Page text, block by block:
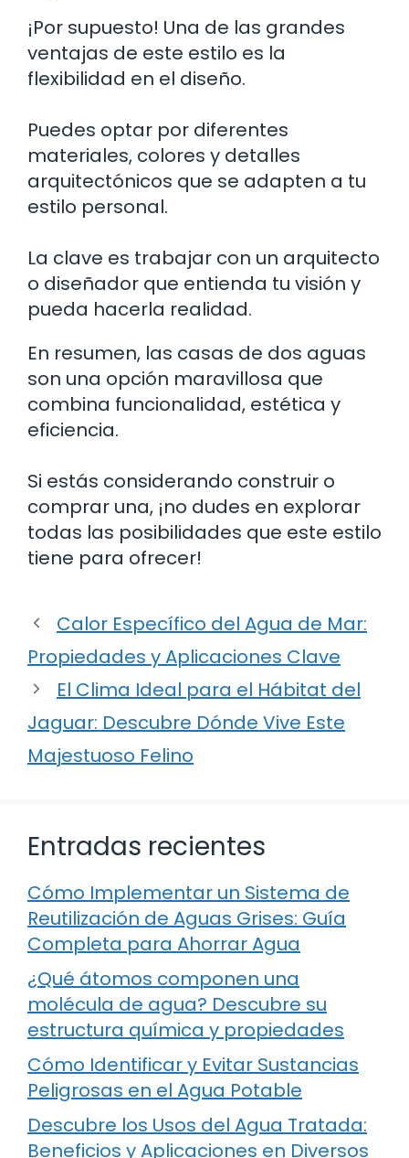
¡Por supuesto! Una de las grandes
ventajas de este estilo es la
flexibilidad en el diseño.
Puedes optar por diferentes
materiales, colores y detalles
arquitectónicos que se adapten a tu
estilo personal.
La clave es trabajar con un arquitecto
o diseñador que entienda tu visión y
pueda hacerla realidad.
En resumen, las casas de dos aguas
son una opción maravillosa que
combina funcionalidad, estética y
eficiencia.
Si estás considerando construir o
comprar una, ¡no dudes en explorar
todas las posibilidades que este estilo
tiene para ofrecer!
Calor Específico del Agua de Mar:
Propiedades y Aplicaciones Clave
El Clima Ideal para el Hábitat del
Jaguar: Descubre Dónde Vive Este
Majestuoso Felino
Entradas recientes
Cómo Implementar un Sistema de
Reutilización de Aguas Grises: Guía
Completa para Ahorrar Agua
¿Qué átomos componen una
molécula de agua? Descubre su
estructura química y propiedades
Cómo Identificar y Evitar Sustancias
Peligrosas en el Agua Potable
Descubre los Usos del Agua Tratada:
Beneficios y Aplicaciones en Diversos